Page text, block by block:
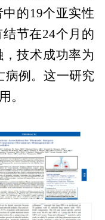
的19个亚实性
节在24个月的
技术成功率为
病例。这一研究
。